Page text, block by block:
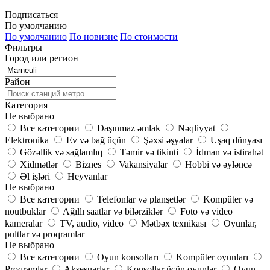
Подписаться
По умолчанию
По умолчанию По новизне По стоимости
Фильтры
Город или регион
Район
Категория
Не выбрано
Все категории
Daşınmaz əmlak
Nəqliyyat
Elektronika
Ev və bağ üçün Şəxsi əşyalar
Uşaq dünyası
Gözəllik və sağlamlıq
Təmir və tikinti
İdman və istirahət
Xidmətlər
Biznes Vakansiyalar
Hobbi və əyləncə
Əl işləri
Heyvanlar
Не выбрано
Все категории
Telefonlar və planşetlər
Kompüter və
noutbuklar
Ağıllı saatlar və bilərziklər
Foto və video
kameralar
TV, audio, video Mətbəx texnikası
Oyunlar,
pultlar və proqramlar
Не выбрано
Все категории
Oyun konsolları
Kompüter oyunları